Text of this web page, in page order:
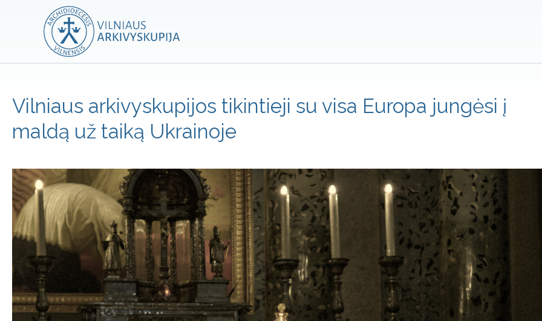
Vilniaus arkivyskupijos tikintieji su visa Europa jungėsi į
maldą už taiką Ukrainoje